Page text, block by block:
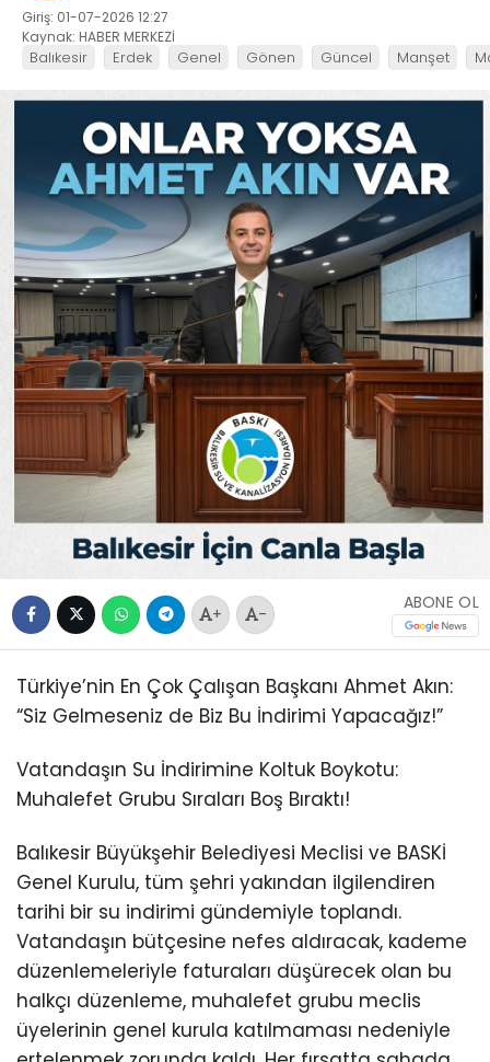
Giriş: 01-07-2026 12:27
Kaynak: HABER MERKEZİ
Balıkesir Erdek Genel Gönen Güncel Manşet
+ -
ABONE OL
Türkiye’nin En Çok Çalışan Başkanı Ahmet Akın:
“Siz Gelmeseniz de Biz Bu İndirimi Yapacağız!”
Vatandaşın Su İndirimine Koltuk Boykotu:
Muhalefet Grubu Sıraları Boş Bıraktı!
Balıkesir Büyükşehir Belediyesi Meclisi ve BASKİ
Genel Kurulu, tüm şehri yakından ilgilendiren
tarihi bir su indirimi gündemiyle toplandı.
Vatandaşın bütçesine nefes aldıracak, kademe
düzenlemeleriyle faturaları düşürecek olan bu
halkçı düzenleme, muhalefet grubu meclis
üyelerinin genel kurula katılmaması nedeniyle